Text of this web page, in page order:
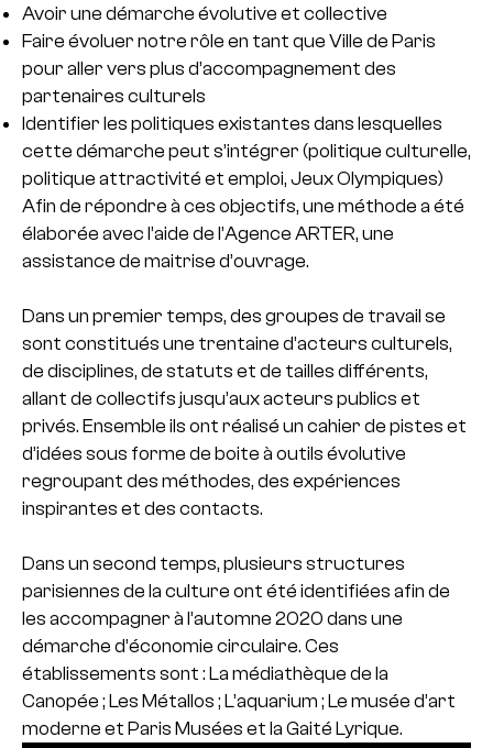
Avoir une démarche évolutive et collective
Faire évoluer notre rôle en tant que Ville de Paris
pour aller vers plus d’accompagnement des
partenaires culturels
Identifier les politiques existantes dans lesquelles
cette démarche peut s’intégrer (politique culturelle,
politique attractivité et emploi, Jeux Olympiques)
Afin de répondre à ces objectifs, une méthode a été
élaborée avec l’aide de l’Agence ARTER, une
assistance de maitrise d’ouvrage.
Dans un premier temps, des groupes de travail se
sont constitués une trentaine d’acteurs culturels,
de disciplines, de statuts et de tailles différents,
allant de collectifs jusqu’aux acteurs publics et
privés. Ensemble ils ont réalisé un cahier de pistes et
d’idées sous forme de boite à outils évolutive
regroupant des méthodes, des expériences
inspirantes et des contacts.
Dans un second temps, plusieurs structures
parisiennes de la culture ont été identifiées afin de
les accompagner à l’automne 2020 dans une
démarche d’économie circulaire. Ces
établissements sont : La médiathèque de la
Canopée ; Les Métallos ; L’aquarium ; Le musée d’art
moderne et Paris Musées et la Gaité Lyrique.